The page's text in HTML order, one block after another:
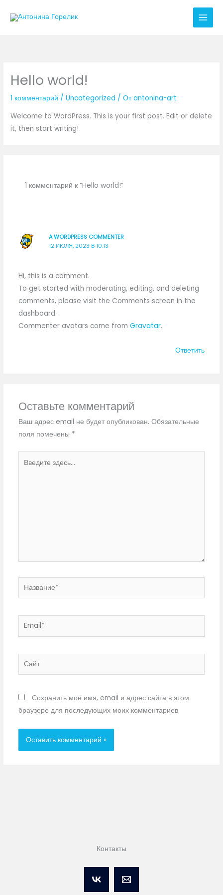
Hello world!
1 комментарий /Uncategorized / Отantonina-art
Welcome to WordPress. This is your first post. Edit or delete
it, then start writing!
1 комментарий к “Hello world!”
A WORDPRESS COMMENTER
12 ИЮЛЯ, 2023 В 10:13
Hi, this is a comment.
To get started with moderating, editing, and deleting
comments, please visit the Comments screen in the
dashboard.
Commenter avatars come from Gravatar.
Ответить
Оставьте комментарий
Ваш адрес email не будет опубликован. Обязательные
поля помечены *
здесь...
Название*
Email*
Сайт
Сохранить моё имя, email и адрес сайта в этом
браузере для последующих моих комментариев.
Контакты